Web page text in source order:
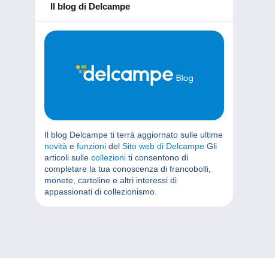
Il blog di Delcampe
Il blog Delcampe ti terrà aggiornato sulle ultime
novità e funzioni del Sito web di Delcampe Gli
articoli sulle collezioni ti consentono di
completare la tua conoscenza di francobolli,
monete, cartoline e altri interessi di
appassionati di collezionismo.